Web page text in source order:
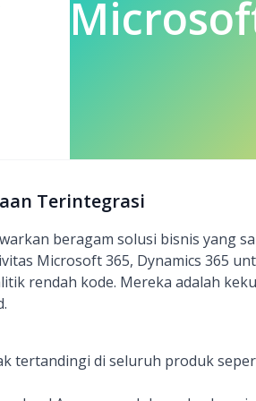
Terintegrasi
beragam solusi bisnis yang
Microsoft 365, Dynamics 365
rendah kode. Mereka adalah
tertandingi di seluruh produk